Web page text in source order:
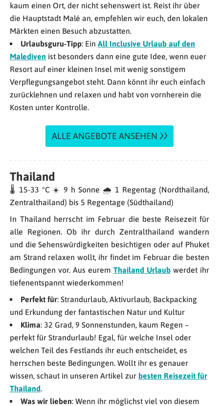
kaum einen Ort, der nicht sehenswert ist. Reist ihr über
die Hauptstadt Malé an, empfehlen wir euch, den lokalen
Märkten einen Besuch abzustatten.
Urlaubsguru-Tipp: Ein All Inclusive Urlaub auf den
Malediven ist besonders dann eine gute Idee, wenn euer
Resort auf einer kleinen Insel mit wenig sonstigem
Verpflegungsangebot steht. Dann könnt ihr euch einfach
zurücklehnen und relaxen und habt von vornherein die
Kosten unter Kontrolle.
ALLE ANGEBOTE ANSEHEN
Thailand
🌡 15-33 °C ☀️ 9 h Sonne 🌧 1 Regentag (Nordthailand,
Zentralthailand) bis 5 Regentage (Südthailand)
In Thailand herrscht im Februar die beste Reisezeit für
alle Regionen. Ob ihr durch Zentralthailand wandern
und die Sehenswürdigkeiten besichtigen oder auf Phuket
am Strand relaxen wollt, ihr findet im Februar die besten
Bedingungen vor. Aus eurem Thailand Urlaub werdet ihr
tiefenentspannt wiederkommen!
Perfekt für: Strandurlaub, Aktivurlaub, Backpacking
und Erkundung der fantastischen Natur und Kultur
Klima: 32 Grad, 9 Sonnenstunden, kaum Regen –
perfekt für Strandurlaub! Egal, für welche Insel oder
welchen Teil des Festlands ihr euch entscheidet, es
herrschen beste Bedingungen. Wollt ihr es genauer
wissen, schaut in unseren Artikel zur besten Reisezeit für
Thailand.
Was wir lieben: Wenn ihr möglichst viel von diesem